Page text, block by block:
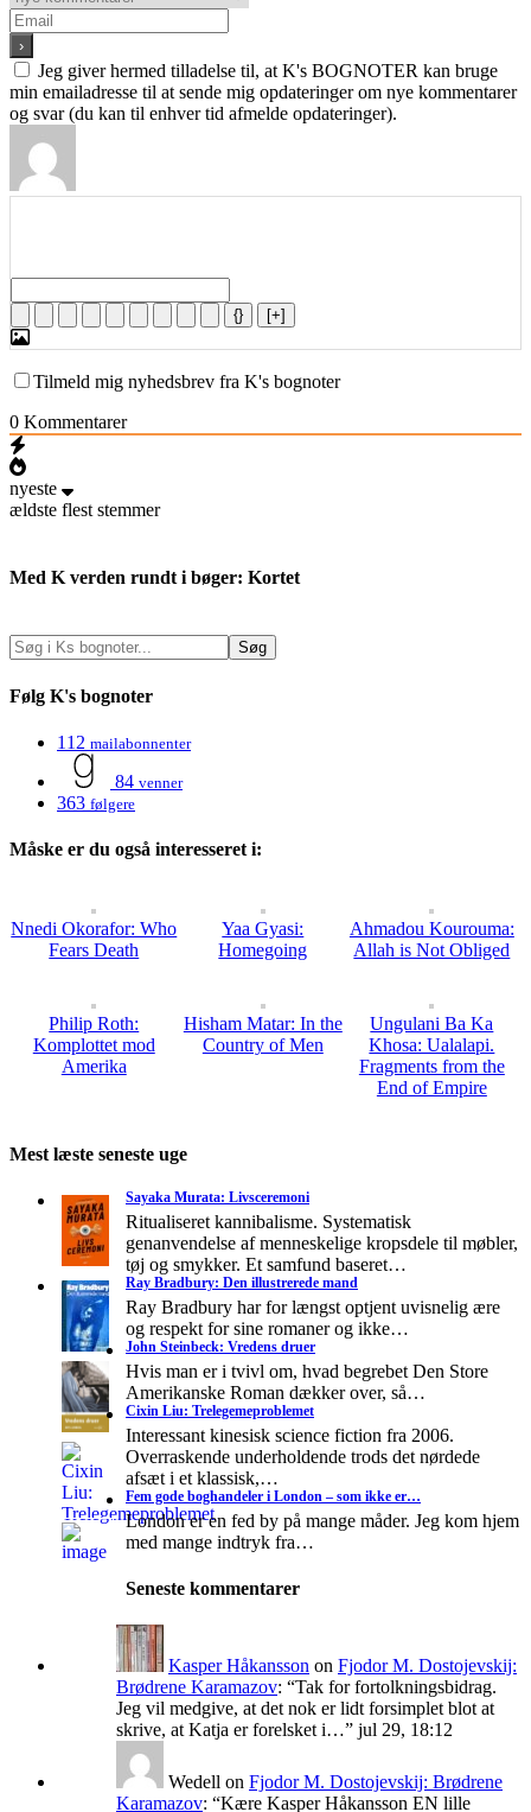
Jeg giver hermed tilladelse til, at K's BOGNOTER kan bruge
min emailadresse til at sende mig opdateringer om nye kommentarer
og svar (du kan til enhver tid afmelde opdateringer).
{} [+]
Tilmeld mig nyhedsbrev fra K's bognoter
0 Kommentarer
nyeste
ældste flest stemmer
Med K verden rundt i bøger: Kortet
Følg K's bognoter
112 mailabonnenter
84 venner
363 følgere
Måske er du også interesseret i:
Nnedi Okorafor: Who
Fears Death
Yaa Gyasi:
Homegoing
Ahmadou Kourouma:
Allah is Not Obliged
Philip Roth:
Komplottet mod
Amerika
Hisham Matar: In the
Country of Men
Ungulani Ba Ka
Khosa: Ualalapi.
Fragments from the
End of Empire
Mest læste seneste uge
Sayaka Murata: Livsceremoni
Ritualiseret kannibalisme. Systematisk
genanvendelse af menneskelige kropsdele til møbler,
tøj og smykker. Et samfund baseret…
Ray Bradbury: Den illustrerede mand
Ray Bradbury har for længst optjent uvisnelig ære
og respekt for sine romaner og ikke…
John Steinbeck: Vredens druer
Hvis man er i tvivl om, hvad begrebet Den Store
Amerikanske Roman dækker over, så…
Cixin Liu: Trelegemeproblemet
Interessant kinesisk science fiction fra 2006.
Overraskende underholdende trods det nørdede
afsæt i et klassisk,…
Fem gode boghandeler i London – som ikke er…
London er en fed by på mange måder. Jeg kom hjem
med mange indtryk fra…
Seneste kommentarer
Kasper Håkansson on Fjodor M. Dostojevskij:
Brødrene Karamazov: “Tak for fortolkningsbidrag.
Jeg vil medgive, at det nok er lidt forsimplet blot at
skrive, at Katja er forelsket i…” jul 29, 18:12
Wedell on Fjodor M. Dostojevskij: Brødrene
Karamazov: “Kære Kasper Håkansson EN lille